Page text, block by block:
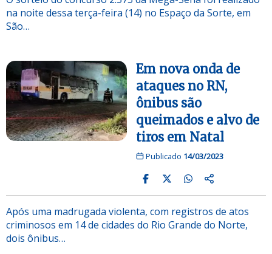
na noite dessa terça-feira (14) no Espaço da Sorte, em
São…
Em nova onda de
ataques no RN,
ônibus são
queimados e alvo de
tiros em Natal
Publicado 14/03/2023
Após uma madrugada violenta, com registros de atos
criminosos em 14 de cidades do Rio Grande do Norte,
dois ônibus…